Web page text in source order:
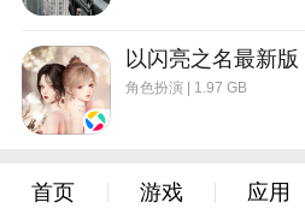
以闪亮之名最新版
角色扮演 | 1.97 GB
首页 游戏 应用